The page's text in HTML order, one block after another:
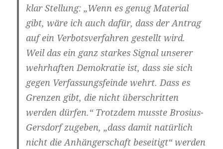
klar Stellung: „Wenn es genug Material
gibt, wäre ich auch dafür, dass der Antrag
auf ein Verbotsverfahren gestellt wird.
Weil das ein ganz starkes Signal unserer
wehrhaften Demokratie ist, dass sie sich
gegen Verfassungsfeinde wehrt. Dass es
Grenzen gibt, die nicht überschritten
werden dürfen.“ Trotzdem musste Brosius-
Gersdorf zugeben, „dass damit natürlich
nicht die Anhängerschaft beseitigt“ werden